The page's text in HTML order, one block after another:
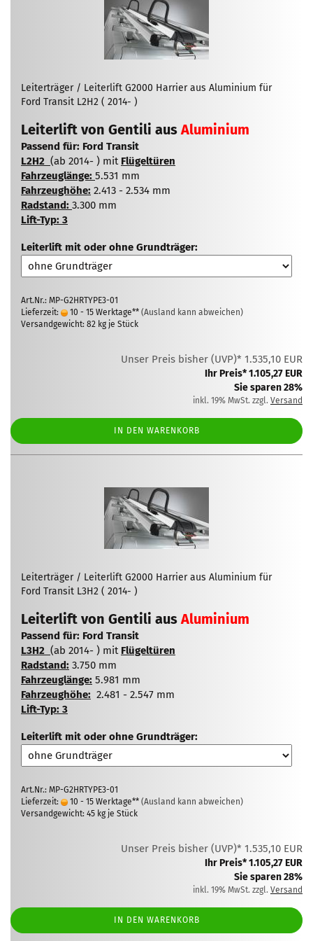
Leiterträger / Leiterlift G2000 Harrier aus Aluminium für
Ford Transit L2H2 ( 2014- )
Leiterlift von Gentili ausAluminium
Passend für: Ford Transit
L2H2 (ab 2014- ) mit Flügeltüren
Fahrzeuglänge: 5.531 mm
Fahrzeughöhe: 2.413 - 2.534 mm
Radstand: 3.300 mm
Lift-Typ: 3
Leiterlift mit oder ohne Grundträger:
Art.Nr.: MP-G2HRTYPE3-01
Lieferzeit:
10 - 15 Werktage** (Ausland kann abweichen)
Versandgewicht: 82 kg je Stück
Unser Preis bisher (UVP)* 1.535,10 EUR
Ihr Preis* 1.105,27 EUR
Sie sparen 28%
inkl. 19% MwSt. zzgl. Versand
IN DEN WARENKORB
Leiterträger / Leiterlift G2000 Harrier aus Aluminium für
Ford Transit L3H2 ( 2014- )
Leiterlift von Gentili ausAluminium
Passend für: Ford Transit
L3H2 (ab 2014- ) mit Flügeltüren
Radstand: 3.750 mm
Fahrzeuglänge: 5.981 mm
Fahrzeughöhe: 2.481 - 2.547 mm
Lift-Typ: 3
Leiterlift mit oder ohne Grundträger:
Art.Nr.: MP-G2HRTYPE3-01
Lieferzeit:
10 - 15 Werktage** (Ausland kann abweichen)
Versandgewicht: 45 kg je Stück
Unser Preis bisher (UVP)* 1.535,10 EUR
Ihr Preis* 1.105,27 EUR
Sie sparen 28%
inkl. 19% MwSt. zzgl. Versand
IN DEN WARENKORB